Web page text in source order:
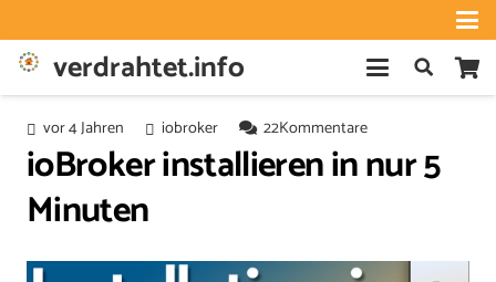
verdrahtet.info
vor 4 Jahren iobroker 22Kommentare
ioBroker installieren in nur 5
Minuten